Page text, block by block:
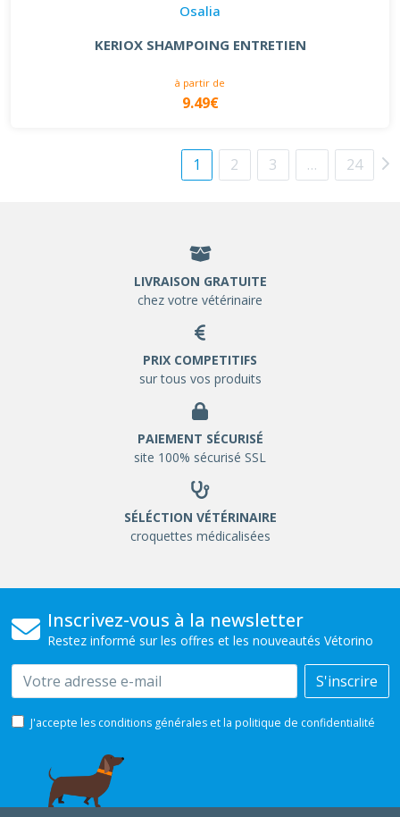
Osalia
KERIOX SHAMPOING ENTRETIEN
à partir de
9.49€
1 2 3 … 24
LIVRAISON GRATUITE
chez votre vétérinaire
PRIX COMPETITIFS
sur tous vos produits
PAIEMENT SÉCURISÉ
site 100% sécurisé SSL
SÉLÉCTION VÉTÉRINAIRE
croquettes médicalisées
Inscrivez-vous à la newsletter
Restez informé sur les offres et les nouveautés Vétorino
Email S'inscrire
J'accepte les conditions générales et la politique de confidentialité